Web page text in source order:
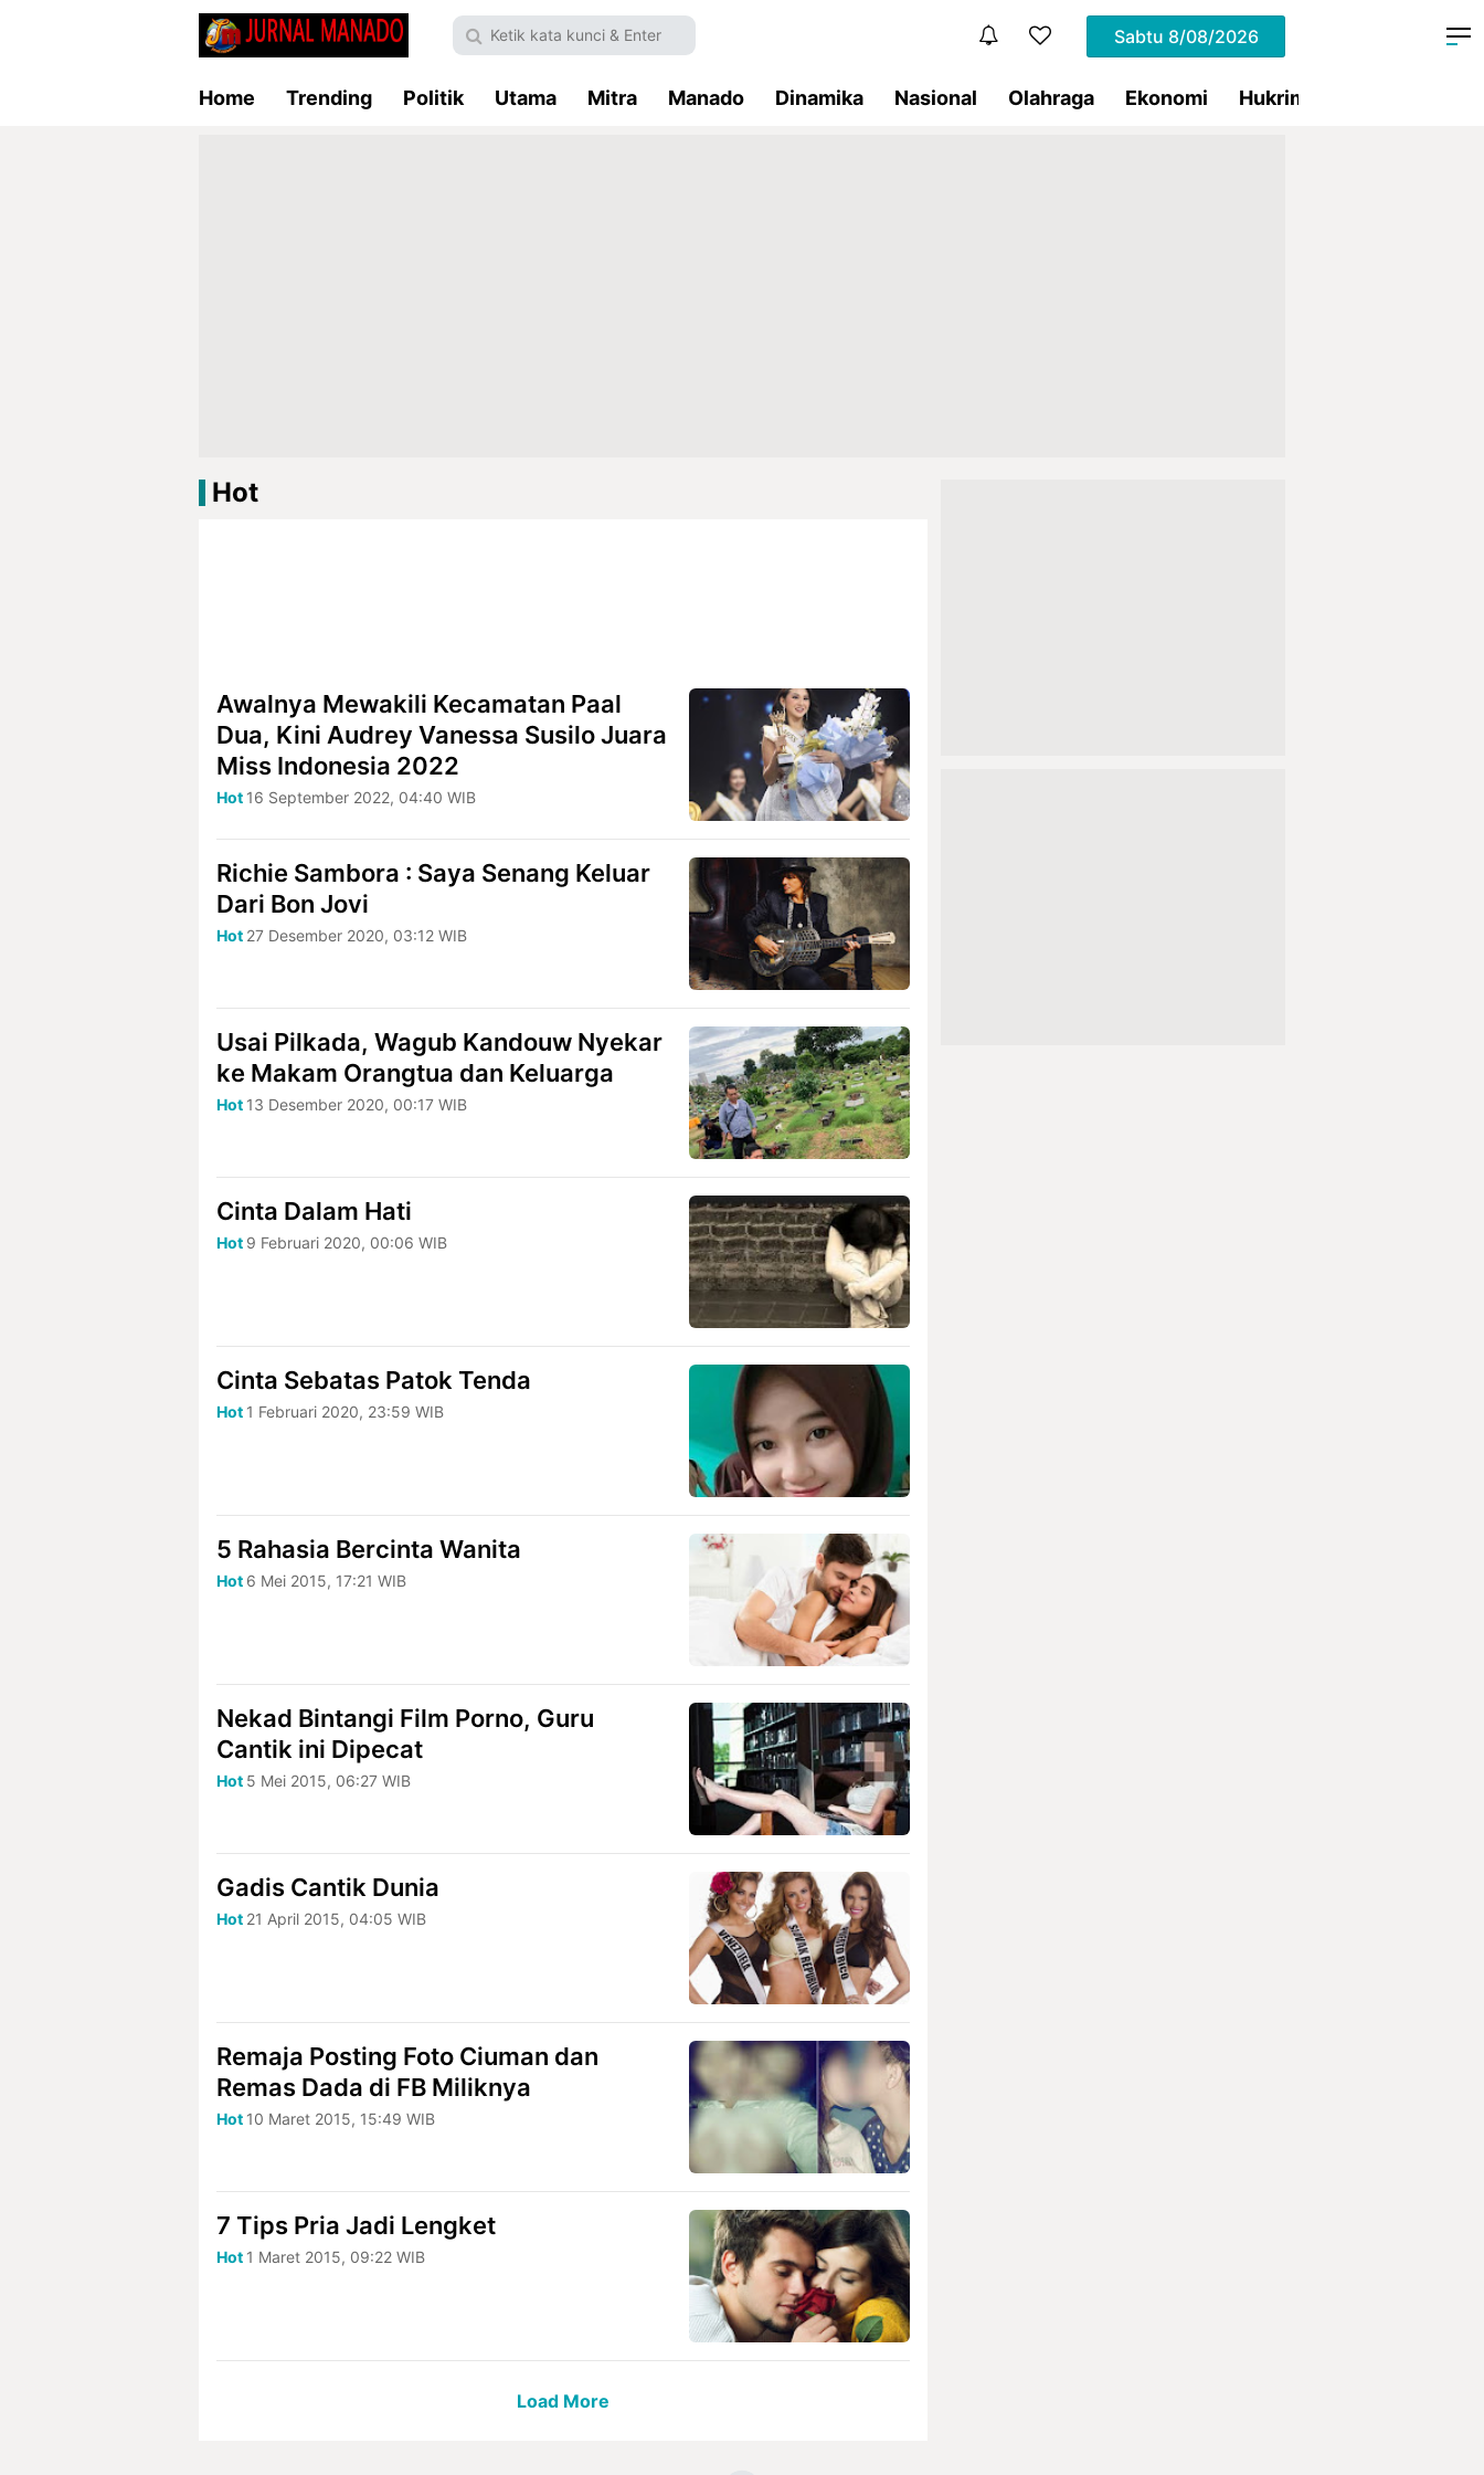
Sabtu 8/08/2026
Home Trending Politik Utama Mitra Manado Dinamika Nasional Olahraga Ekonomi Hukrim
Hot
Awalnya Mewakili Kecamatan Paal
Dua, Kini Audrey Vanessa Susilo Juara
Miss Indonesia 2022
Hot 16 September 2022, 04:40 WIB
Richie Sambora : Saya Senang Keluar
Dari Bon Jovi
Hot 27 Desember 2020, 03:12 WIB
Usai Pilkada, Wagub Kandouw Nyekar
ke Makam Orangtua dan Keluarga
Hot 13 Desember 2020, 00:17 WIB
Cinta Dalam Hati
Hot 9 Februari 2020, 00:06 WIB
Cinta Sebatas Patok Tenda
Hot 1 Februari 2020, 23:59 WIB
5 Rahasia Bercinta Wanita
Hot 6 Mei 2015, 17:21 WIB
Nekad Bintangi Film Porno, Guru
Cantik ini Dipecat
Hot 5 Mei 2015, 06:27 WIB
Gadis Cantik Dunia
Hot 21 April 2015, 04:05 WIB
Remaja Posting Foto Ciuman dan
Remas Dada di FB Miliknya
Hot 10 Maret 2015, 15:49 WIB
7 Tips Pria Jadi Lengket
Hot 1 Maret 2015, 09:22 WIB
Load More